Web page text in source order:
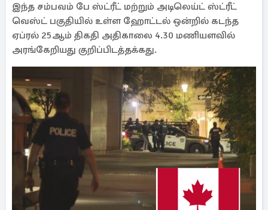
இந்த சம்பவம் பே ஸ்ட்ரீட் மற்றும் அடிலெய்ட் ஸ்ட்ரீட்
வெஸ்ட் பகுதியில் உள்ள ஹோட்டல் ஒன்றில் கடந்த
ஏப்ரல் 25ஆம் திகதி அதிகாலை 4.30 மணியளவில்
அரங்கேறியது குறிப்பிடத்தக்கது.